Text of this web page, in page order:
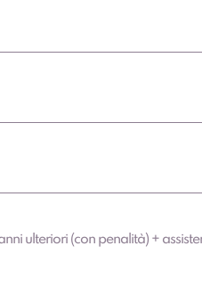
ulteriori (con penalità) +